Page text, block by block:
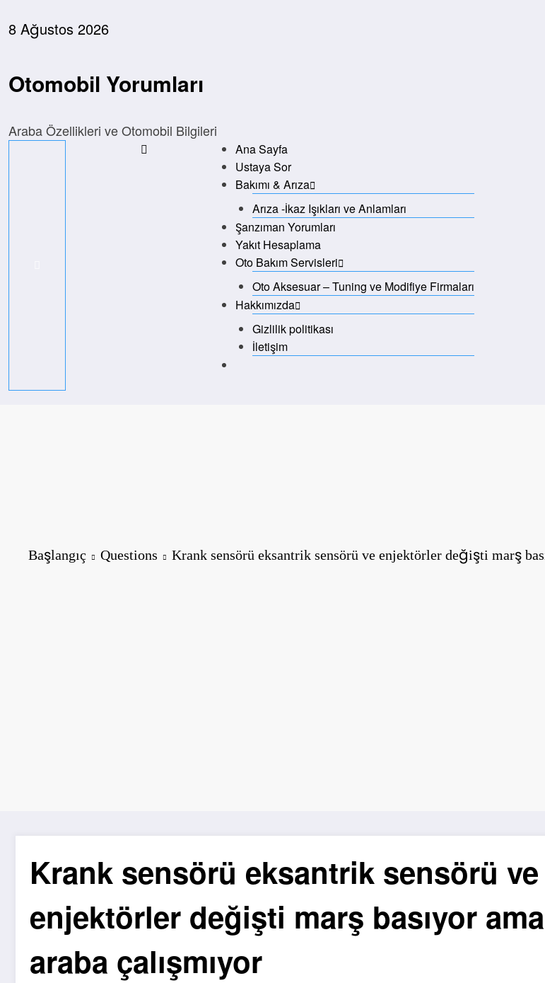
atla8 Ağustos 2026
Otomobil Yorumları
Araba Özellikleri ve Otomobil Bilgileri
Ana Sayfa
Ustaya Sor
Bakımı & Arıza
Arıza -İkaz Işıkları ve Anlamları
Şanzıman Yorumları
Yakıt Hesaplama
Oto Bakım Servisleri
Oto Aksesuar – Tuning ve Modifiye Firmaları
Hakkımızda
Gizlilik politikası
İletişim
Başlangıç Questions Krank sensörü eksantrik sensörü ve enjektörler değişti marş
Krank sensörü eksantrik sensörü ve
enjektörler değişti marş basıyor ama
araba çalışmıyor